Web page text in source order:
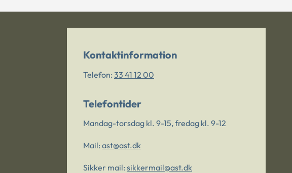
Kontaktinformation
Telefon: 33 41 12 00
Telefontider
Mandag-torsdag kl. 9-15, fredag kl. 9-12
Mail: ast@ast.dk
Sikker mail: sikkermail@ast.dk